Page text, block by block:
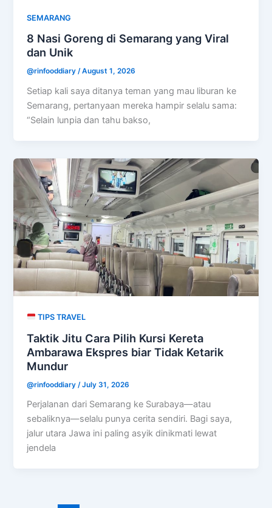
SEMARANG
8 Nasi Goreng di Semarang yang Viral
dan Unik
@rinfooddiary/August 1, 2026
Setiap kali saya ditanya teman yang mau liburan ke
Semarang, pertanyaan mereka hampir selalu sama:
“Selain lunpia dan tahu bakso,
TIPS TRAVEL
Taktik Jitu Cara Pilih Kursi Kereta
Ambarawa Ekspres biar Tidak Ketarik
Mundur
@rinfooddiary /July 31, 2026
Perjalanan dari Semarang ke Surabaya—atau
sebaliknya—selalu punya cerita sendiri. Bagi saya,
jalur utara Jawa ini paling asyik dinikmati lewat
jendela